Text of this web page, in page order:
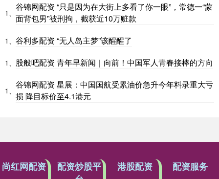
1、
谷锦网配资 “只是因为在大街上多看了你一眼”，常德一“蒙
面背包男”被刑拘，截获近10万赃款
1、 谷利多配资 “无人岛主梦”该醒醒了
1、 股般吧配资 青年早新闻｜向前！中国军人青春接棒的方向
1、
谷锦网配资 星展：中国国航受累油价急升今年料录重大亏
损 降目标价至4.1港元
尚红网配资
配资炒股平
港股配资 配资服务